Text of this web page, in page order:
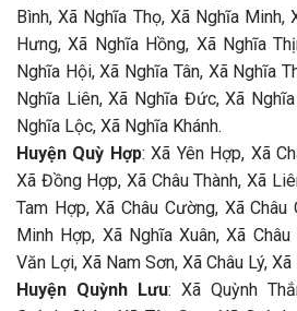
Bình, Xã Nghĩa Thọ, Xã Nghĩa Minh,
Hưng, Xã Nghĩa Hồng, Xã Nghĩa
Nghĩa Hội, Xã Nghĩa Tân, Xã Nghĩa
Nghĩa Liên, Xã Nghĩa Đức, Xã
Nghĩa Lộc, Xã Nghĩa Khánh.
Huyện Quỳ Hợp: Xã Yên Hợp, Xã
Xã Đồng Hợp, Xã Châu Thành, Xã
Tam Hợp, Xã Châu Cường, Xã Châu
Minh Hợp, Xã Nghĩa Xuân, Xã
Văn Lợi, Xã Nam Sơn, Xã Châu Lý,
Huyện Quỳnh Lưu: Xã Quỳnh